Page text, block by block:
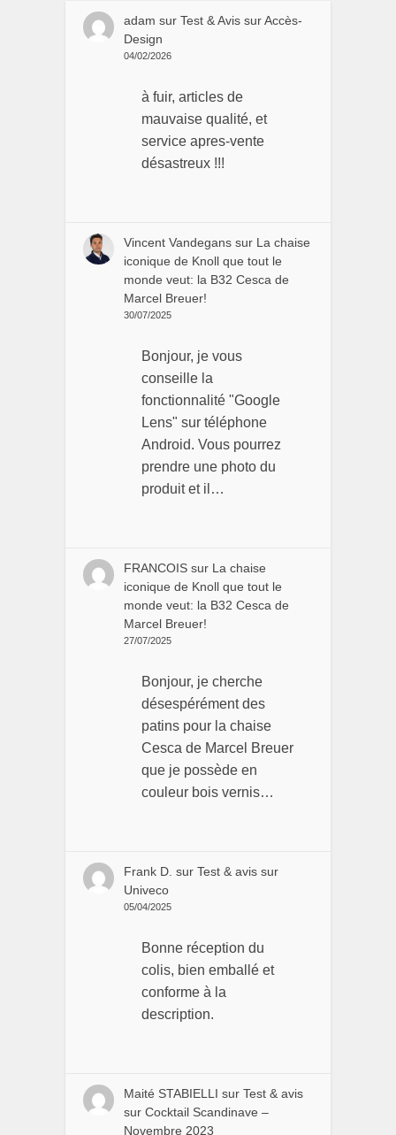
adam sur Test & Avis sur Accès-
Design
04/02/2026
à fuir, articles de
mauvaise qualité, et
service apres-vente
désastreux !!!
Vincent Vandeganssur La chaise
iconique de Knoll que tout le
monde veut: la B32 Cesca de
Marcel Breuer!
30/07/2025
Bonjour, je vous
conseille la
fonctionnalité "Google
Lens" sur téléphone
Android. Vous pourrez
prendre une photo du
produit et il…
FRANCOISsur La chaise
iconique de Knoll que tout le
monde veut: la B32 Cesca de
Marcel Breuer!
27/07/2025
Bonjour, je cherche
désespérément des
patins pour la chaise
Cesca de Marcel Breuer
que je possède en
couleur bois vernis…
Frank D. sur Test & avis sur
Univeco
05/04/2025
Bonne réception du
colis, bien emballé et
conforme à la
description.
Maité STABIELLI sur Test & avis
sur Cocktail Scandinave –
Novembre 2023